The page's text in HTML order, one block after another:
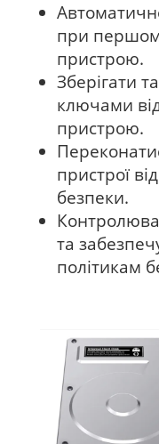
при
пристрою.
Зберігати
ключами
пристрою.
пристрої
безпеки.
та
політикам